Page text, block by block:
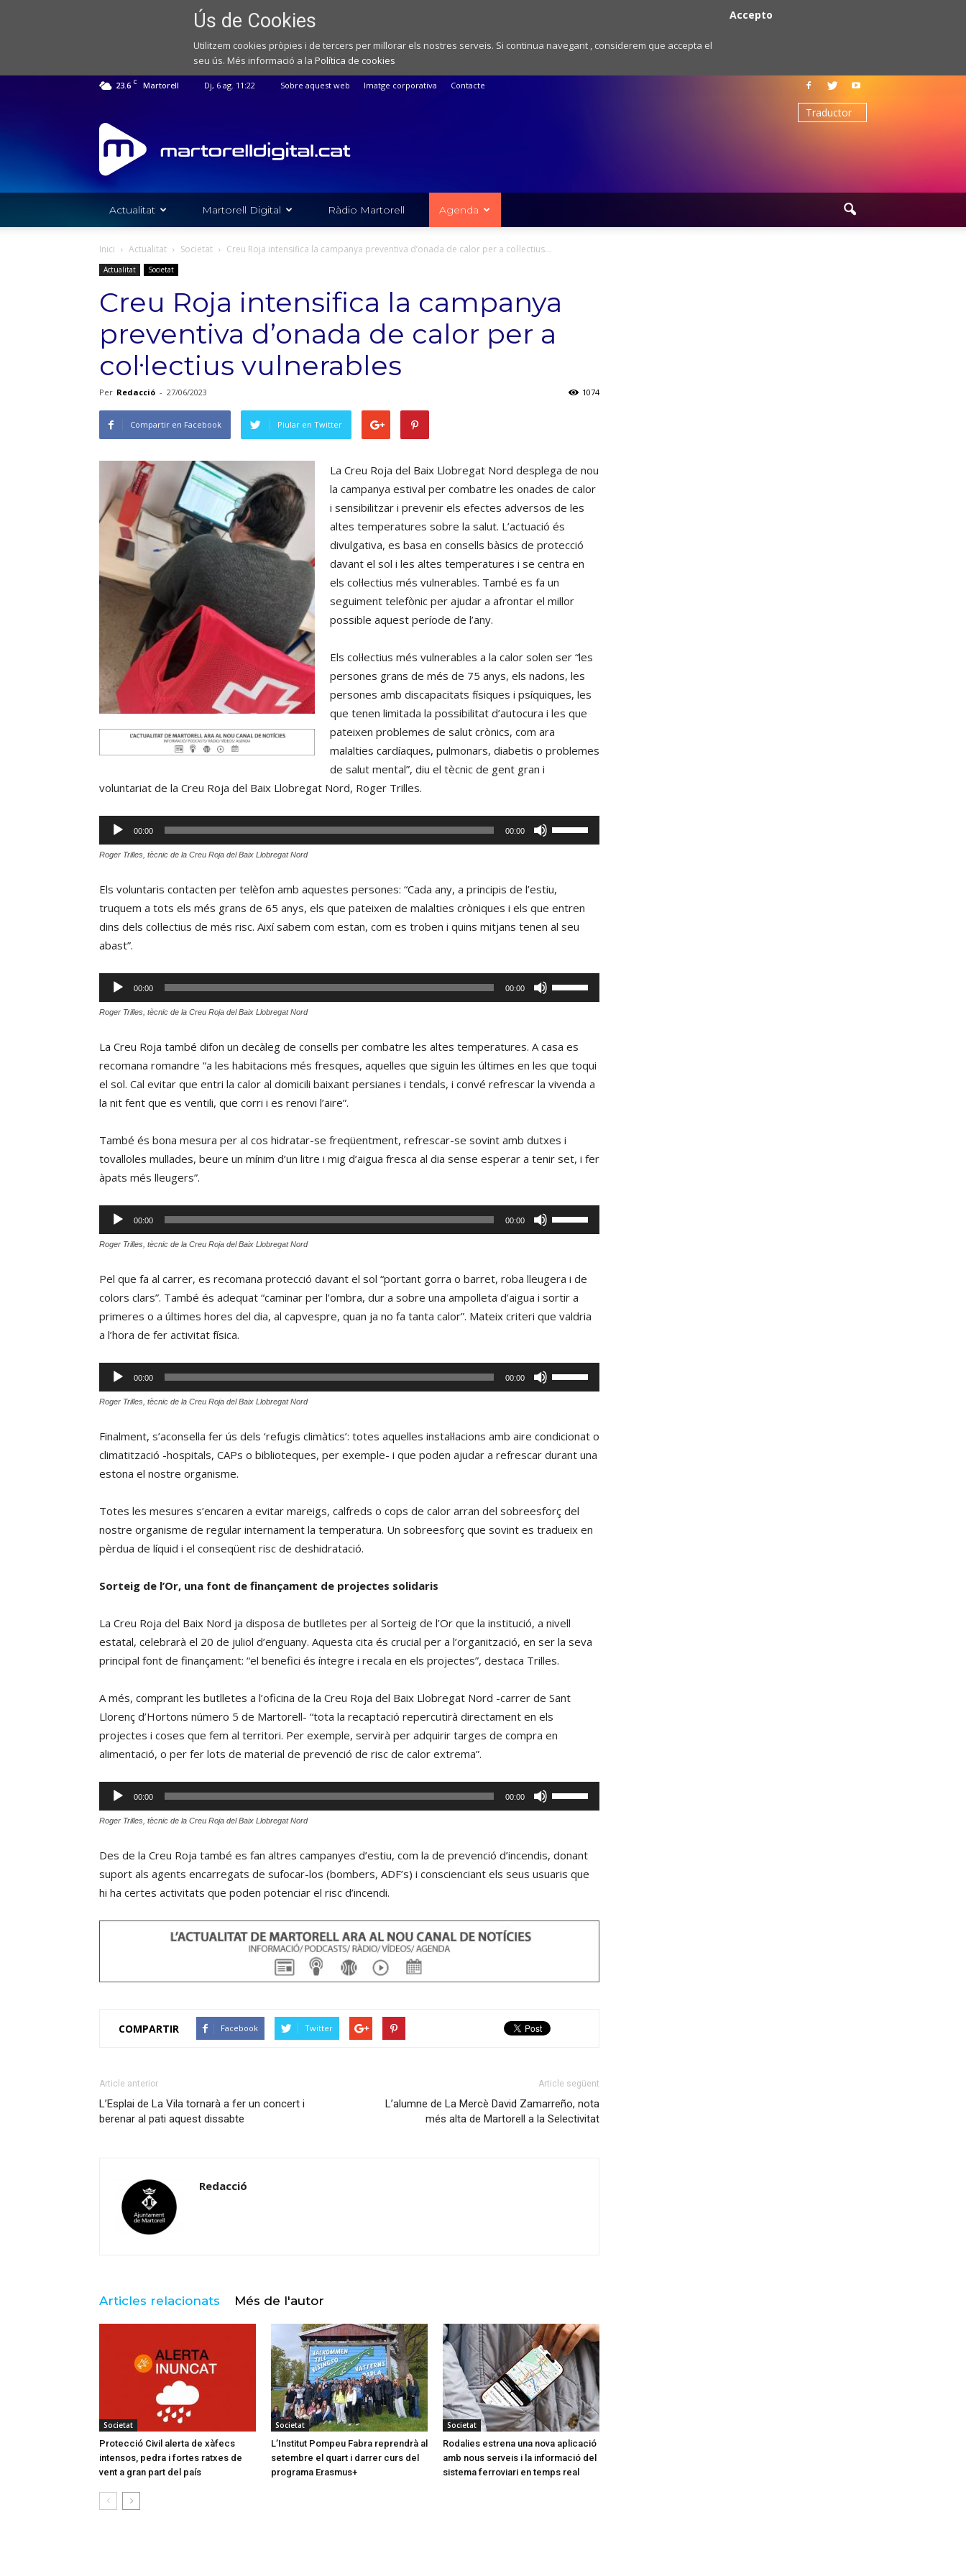
Ús de Cookies
Utilitzem cookies pròpies i de tercers per millorar els nostres serveis. Si continua navegant , considerem que accepta el
seu ús. Més informació a la Política de cookies
Accepto
23.6 C Martorell Dj, 6 ag. 11:22 Sobre aquest web Imatge corporativa Contacte
Web
de
notícies
de
l'Ajuntament
Martorell
Actualitat Martorell Digital Ràdio Martorell Agenda
Inici Actualitat Societat Creu Roja intensifica la campanya preventiva d’onada de calor per a col·lectius...
Actualitat Societat
Creu Roja intensifica la campanya
preventiva d’onada de calor per a
col·lectius vulnerables
Per Redacció - 27/06/2023 1074
Compartir en Facebook Piular en Twitter
La Creu Roja del Baix Llobregat Nord desplega de nou
la campanya estival per combatre les onades de calor
i sensibilitzar i prevenir els efectes adversos de les
altes temperatures sobre la salut. L’actuació és
divulgativa, es basa en consells bàsics de protecció
davant el sol i les altes temperatures i se centra en
els col·lectius més vulnerables. També es fa un
seguiment telefònic per ajudar a afrontar el millor
possible aquest període de l’any.
Els col·lectius més vulnerables a la calor solen ser “les
persones grans de més de 75 anys, els nadons, les
persones amb discapacitats físiques i psíquiques, les
que tenen limitada la possibilitat d’autocura i les que
pateixen problemes de salut crònics, com ara
malalties cardíaques, pulmonars, diabetis o problemes
de salut mental”, diu el tècnic de gent gran i
voluntariat de la Creu Roja del Baix Llobregat Nord, Roger Trilles.
Reproductor
d'àudio
00:00 00:00
servir
de
avall
per
disminuir
el
volum.
Roger Trilles, tècnic de la Creu Roja del Baix Llobregat Nord
Els voluntaris contacten per telèfon amb aquestes persones: “Cada any, a principis de l’estiu,
truquem a tots els més grans de 65 anys, els que pateixen de malalties cròniques i els que entren
dins dels col·lectius de més risc. Així sabem com estan, com es troben i quins mitjans tenen al seu
abast”.
Reproductor
d'àudio
00:00 00:00
servir
fletxa
incrementar
disminuir
el
Roger Trilles, tècnic de la Creu Roja del Baix Llobregat Nord
La Creu Roja també difon un decàleg de consells per combatre les altes temperatures. A casa es
recomana romandre “a les habitacions més fresques, aquelles que siguin les últimes en les que toqui
el sol. Cal evitar que entri la calor al domicili baixant persianes i tendals, i convé refrescar la vivenda a
la nit fent que es ventili, que corri i es renovi l’aire”.
També és bona mesura per al cos hidratar-se freqüentment, refrescar-se sovint amb dutxes i
tovalloles mullades, beure un mínim d’un litre i mig d’aigua fresca al dia sense esperar a tenir set, i fer
àpats més lleugers”.
Reproductor
d'àudio
00:00 00:00
servir
avall
per
disminuir
el
Roger Trilles, tècnic de la Creu Roja del Baix Llobregat Nord
Pel que fa al carrer, es recomana protecció davant el sol “portant gorra o barret, roba lleugera i de
colors clars”. També és adequat “caminar per l’ombra, dur a sobre una ampolleta d’aigua i sortir a
primeres o a últimes hores del dia, al capvespre, quan ja no fa tanta calor”. Mateix criteri que valdria
a l’hora de fer activitat física.
Reproductor
d'àudio
00:00 00:00
servir
avall
Roger Trilles, tècnic de la Creu Roja del Baix Llobregat Nord
Finalment, s’aconsella fer ús dels ‘refugis climàtics’: totes aquelles instal·lacions amb aire condicionat o
climatització -hospitals, CAPs o biblioteques, per exemple- i que poden ajudar a refrescar durant una
estona el nostre organisme.
Totes les mesures s’encaren a evitar mareigs, calfreds o cops de calor arran del sobreesforç del
nostre organisme de regular internament la temperatura. Un sobreesforç que sovint es tradueix en
pèrdua de líquid i el conseqüent risc de deshidratació.
Sorteig de l’Or, una font de finançament de projectes solidaris
La Creu Roja del Baix Nord ja disposa de butlletes per al Sorteig de l’Or que la institució, a nivell
estatal, celebrarà el 20 de juliol d’enguany. Aquesta cita és crucial per a l’organització, en ser la seva
principal font de finançament: “el benefici és íntegre i recala en els projectes”, destaca Trilles.
A més, comprant les butlletes a l’oficina de la Creu Roja del Baix Llobregat Nord -carrer de Sant
Llorenç d’Hortons número 5 de Martorell- “tota la recaptació repercutirà directament en els
projectes i coses que fem al territori. Per exemple, servirà per adquirir targes de compra en
alimentació, o per fer lots de material de prevenció de risc de calor extrema”.
Reproductor
d'àudio
00:00 00:00
servir
fletxa
amunt/cap
Roger Trilles, tècnic de la Creu Roja del Baix Llobregat Nord
Des de la Creu Roja també es fan altres campanyes d’estiu, com la de prevenció d’incendis, donant
suport als agents encarregats de sufocar-los (bombers, ADF’s) i conscienciant els seus usuaris que
hi ha certes activitats que poden potenciar el risc d’incendi.
COMPARTIR Facebook Twitter
Article anterior
L’Esplai de La Vila tornarà a fer un concert i
berenar al pati aquest dissabte
Article següent
L’alumne de La Mercè David Zamarreño, nota
més alta de Martorell a la Selectivitat
Redacció
Articles relacionats Més de l'autor
Societat
Protecció Civil alerta de xàfecs
intensos, pedra i fortes ratxes de
vent a gran part del país
Societat
L’Institut Pompeu Fabra reprendrà al
setembre el quart i darrer curs del
programa Erasmus+
Societat
Rodalies estrena una nova aplicació
amb nous serveis i la informació del
sistema ferroviari en temps real